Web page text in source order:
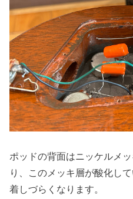
ポッドの背面はニッケルメ
り、このメッキ層が酸化し
着しづらくなります。